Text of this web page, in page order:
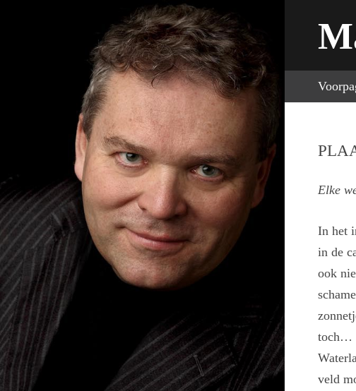
Elke
In het
in de
ook
toch…
veld